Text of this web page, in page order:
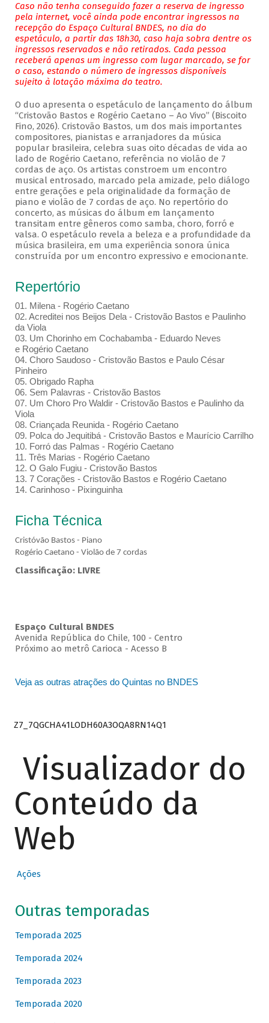
Caso não tenha conseguido fazer a reserva de ingresso
pela internet, você ainda pode encontrar ingressos na
recepção do Espaço Cultural BNDES, no dia do
espetáculo, a partir das 18h30, caso haja sobra dentre os
ingressos reservados e não retirados. Cada pessoa
receberá apenas um ingresso com lugar marcado, se for
o caso, estando o número de ingressos disponíveis
sujeito à lotação máxima do teatro.
O duo apresenta o espetáculo de lançamento do álbum
“Cristovão Bastos e Rogério Caetano – Ao Vivo” (Biscoito
Fino, 2026). Cristovão Bastos, um dos mais importantes
compositores, pianistas e arranjadores da música
popular brasileira, celebra suas oito décadas de vida ao
lado de Rogério Caetano, referência no violão de 7
cordas de aço. Os artistas constroem um encontro
musical entrosado, marcado pela amizade, pelo diálogo
entre gerações e pela originalidade da formação de
piano e violão de 7 cordas de aço. No repertório do
concerto, as músicas do álbum em lançamento
transitam entre gêneros como samba, choro, forró e
valsa. O espetáculo revela a beleza e a profundidade da
música brasileira, em uma experiência sonora única
construída por um encontro expressivo e emocionante.
Repertório
01. Milena - Rogério Caetano
02. Acreditei nos Beijos Dela - Cristovão Bastos e Paulinho
da Viola
03. Um Chorinho em Cochabamba - Eduardo Neves
e Rogério Caetano
04. Choro Saudoso - Cristovão Bastos e Paulo César
Pinheiro
05. Obrigado Rapha
06. Sem Palavras - Cristovão Bastos
07. Um Choro Pro Waldir - Cristovão Bastos e Paulinho da
Viola
08. Criançada Reunida - Rogério Caetano
09. Polca do Jequitibá - Cristovão Bastos e Maurício Carrilho
10. Forró das Palmas - Rogério Caetano
11. Três Marias - Rogério Caetano
12. O Galo Fugiu - Cristovão Bastos
13. 7 Corações - Cristovão Bastos e Rogério Caetano
14. Carinhoso - Pixinguinha
Ficha Técnica
Cristóvão Bastos - Piano
Rogério Caetano - Violão de 7 cordas
Classificação: LIVRE
Espaço Cultural BNDES
Avenida República do Chile, 100 - Centro
Próximo ao metrô Carioca - Acesso B
Veja as outras atrações do Quintas no BNDES
Z7_7QGCHA41LODH60A3OQA8RN14Q1
Visualizador do
Conteúdo da
Web
Ações
Outras temporadas
Temporada 2025
Temporada 2024
Temporada 2023
Temporada 2020